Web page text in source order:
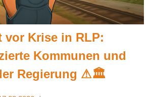
vor Krise in RLP:
Kommunen und
Regierung ⚠🏛